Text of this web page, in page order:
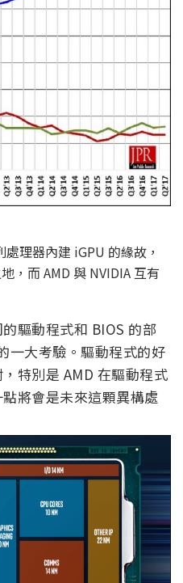
理器內建 iGPU 的緣故，
，而 AMD 與 NVIDIA 互有
驅動程式和 BIOS 的部
一大考驗。驅動程式的好
特別是 AMD 在驅動程式
將會是未來這顆異構處